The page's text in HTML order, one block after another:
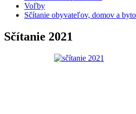
Voľby
Sčítanie obyvateľov, domov a
Sčítanie 2021